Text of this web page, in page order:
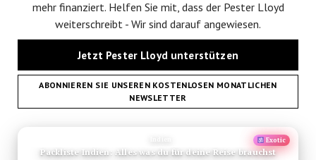
mehr finanziert. Helfen Sie mit, dass der Pester Lloyd
weiterschreibt - Wir sind darauf angewiesen.
Jetzt Pester Lloyd unterstützen
ABONNIEREN SIE UNSEREN KOSTENLOSEN MONATLICHEN
NEWSLETTER
Exotic
Packliste Indien: Alles was du für deine Reise brauchst